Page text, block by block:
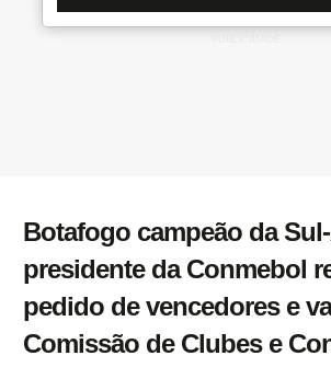
Botafogo campeão da
presidente da Conmebol
pedido de vencedores e
Comissão de Clubes e